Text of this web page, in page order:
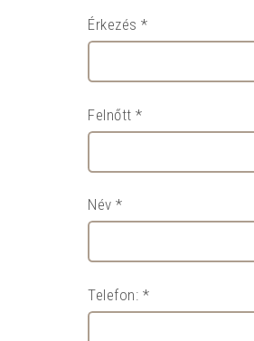
Érkezés *
Felnőtt *
Név *
Telefon: *